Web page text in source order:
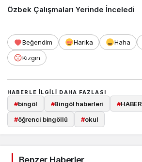
Özbek Çalışmaları Yerinde İnceledi
Beğendim Harika Haha
Kızgın
HABERLE ILGILI DAHA FAZLASI
#bingöl #Bingöl haberleri #HABER
#öğrenci bingöllü #okul
Benzer Haberler